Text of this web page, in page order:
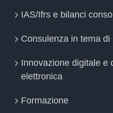
IAS/Ifrs e bilanci
Consulenza in tema di
Innovazione digitale e
elettronica
Formazione